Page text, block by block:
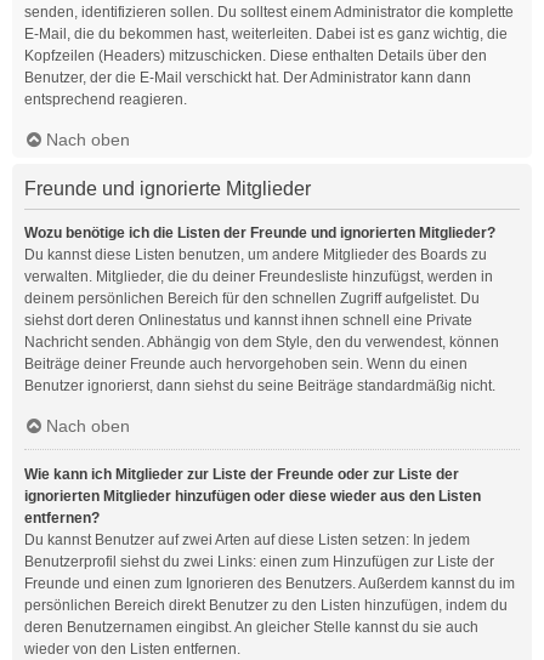
senden, identifizieren sollen. Du solltest einem Administrator die komplette
E-Mail, die du bekommen hast, weiterleiten. Dabei ist es ganz wichtig, die
Kopfzeilen (Headers) mitzuschicken. Diese enthalten Details über den
Benutzer, der die E-Mail verschickt hat. Der Administrator kann dann
entsprechend reagieren.
Nach oben
Freunde und ignorierte Mitglieder
Wozu benötige ich die Listen der Freunde und ignorierten Mitglieder?
Du kannst diese Listen benutzen, um andere Mitglieder des Boards zu
verwalten. Mitglieder, die du deiner Freundesliste hinzufügst, werden in
deinem persönlichen Bereich für den schnellen Zugriff aufgelistet. Du
siehst dort deren Onlinestatus und kannst ihnen schnell eine Private
Nachricht senden. Abhängig von dem Style, den du verwendest, können
Beiträge deiner Freunde auch hervorgehoben sein. Wenn du einen
Benutzer ignorierst, dann siehst du seine Beiträge standardmäßig nicht.
Nach oben
Wie kann ich Mitglieder zur Liste der Freunde oder zur Liste der
ignorierten Mitglieder hinzufügen oder diese wieder aus den Listen
entfernen?
Du kannst Benutzer auf zwei Arten auf diese Listen setzen: In jedem
Benutzerprofil siehst du zwei Links: einen zum Hinzufügen zur Liste der
Freunde und einen zum Ignorieren des Benutzers. Außerdem kannst du im
persönlichen Bereich direkt Benutzer zu den Listen hinzufügen, indem du
deren Benutzernamen eingibst. An gleicher Stelle kannst du sie auch
wieder von den Listen entfernen.